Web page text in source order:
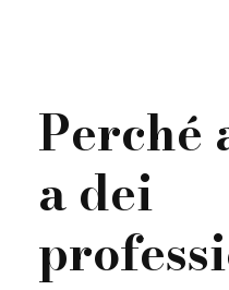
Perché
a dei